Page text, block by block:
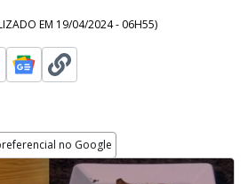
EM 19/04/2024 - 06H55)
no Google